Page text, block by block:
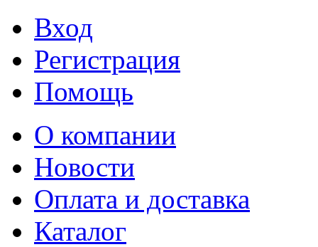
Вход
Регистрация
Помощь
О компании
Новости
Оплата и доставка
Каталог